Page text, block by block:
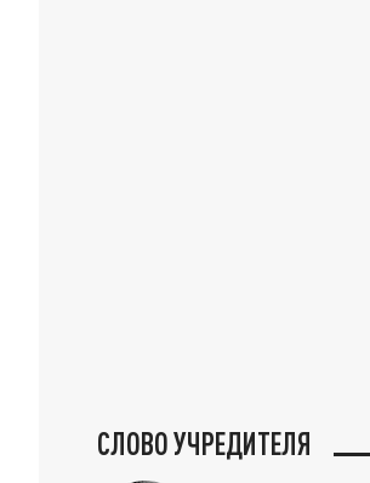
СЛОВО УЧРЕДИТЕЛЯ